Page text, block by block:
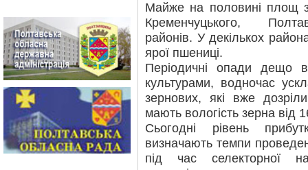
Майже на половині площ
Кременчуцького,
районів. У декількох
ярої пшениці.
Періодичні опади дещо
культурами, водночас
зернових, які вже
мають вологість зерна від
Сьогодні рівень
визначають темпи
під час селекторної